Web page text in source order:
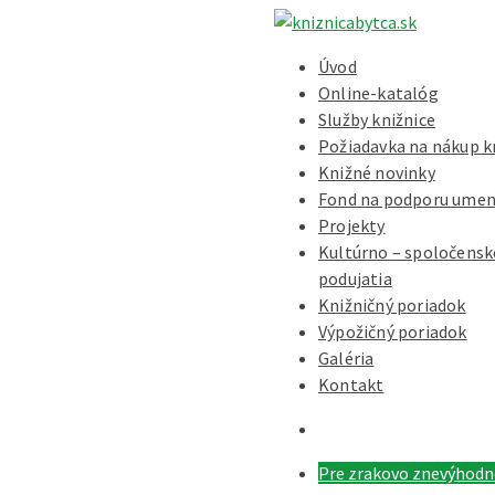
Úvod
Online-katalóg
Služby knižnice
Požiadavka na nákup
Knižné novinky
Fond na podporu
Projekty
Kultúrno –
podujatia
Knižničný poriadok
Výpožičný poriadok
Galéria
Kontakt
Pre zrakovo